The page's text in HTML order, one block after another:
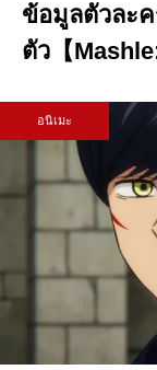
ข้อมูลตัวละ
ตัว【
อนิเมะ